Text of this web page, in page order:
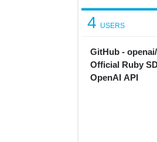
GitHub -
Official Ruby
OpenAI API
4 USERS